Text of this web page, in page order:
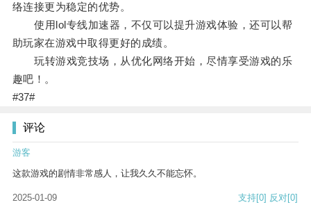
络连接更为稳定的优势。
使用lol专线加速器，不仅可以提升游戏体验，还可以帮
助玩家在游戏中取得更好的成绩。
玩转游戏竞技场，从优化网络开始，尽情享受游戏的乐
趣吧！。
#37#
评论
游客
这款游戏的剧情非常感人，让我久久不能忘怀。
2025-01-09 支持[0] 反对[0]